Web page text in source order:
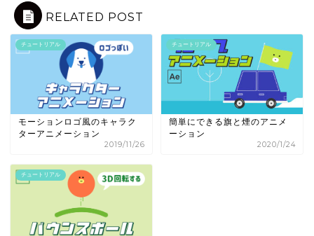
RELATED POST
チュートリアル
モーションロゴ風のキャラク
ターアニメーション
2019/11/26
チュートリアル
簡単にできる旗と煙のアニメ
ーション
2020/1/24
チュートリアル